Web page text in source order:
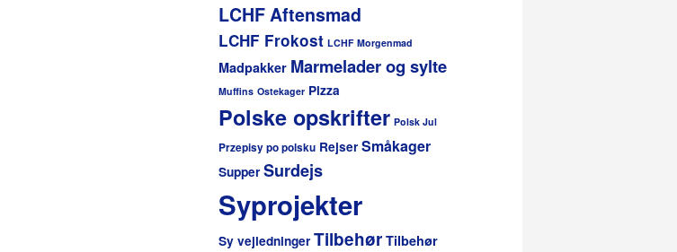
LCHF Aftensmad
LCHF Frokost LCHF Morgenmad
Madpakker Marmelader og sylte
Muffins Ostekager Pizza
Polske opskrifter Polsk Jul
Przepisy po polsku Rejser Småkager
Supper Surdejs
Syprojekter
Sy vejledninger Tilbehør Tilbehør